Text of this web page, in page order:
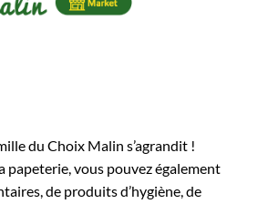
du Choix Malin s’agrandit !
papeterie, vous pouvez également
de produits d’hygiène, de